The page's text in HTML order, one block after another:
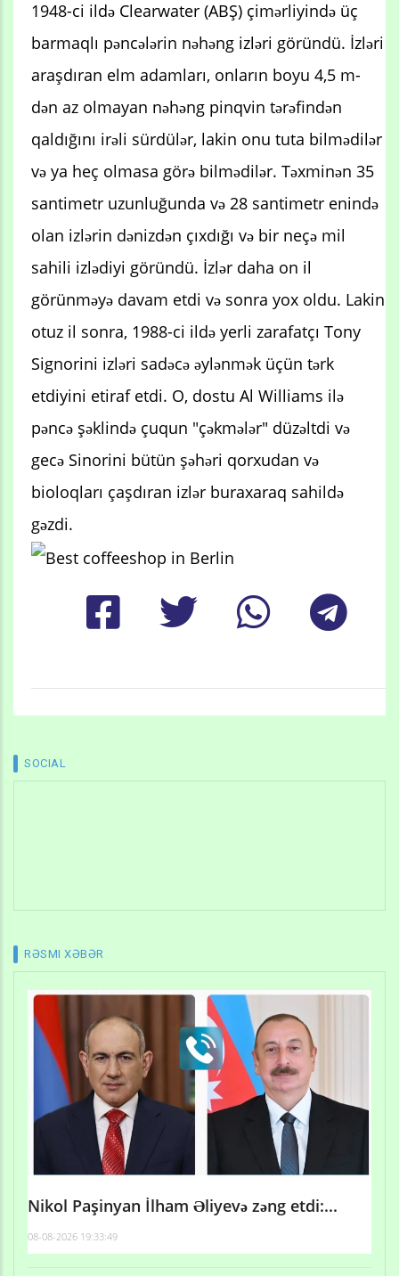
1948-ci ildə Clearwater (ABŞ) çimərliyində üç
barmaqlı pəncələrin nəhəng izləri göründü. İzləri
araşdıran elm adamları, onların boyu 4,5 m-
dən az olmayan nəhəng pinqvin tərəfindən
qaldığını irəli sürdülər, lakin onu tuta bilmədilər
və ya heç olmasa görə bilmədilər. Təxminən 35
santimetr uzunluğunda və 28 santimetr enində
olan izlərin dənizdən çıxdığı və bir neçə mil
sahili izlədiyi göründü. İzlər daha on il
görünməyə davam etdi və sonra yox oldu. Lakin
otuz il sonra, 1988-ci ildə yerli zarafatçı Tony
Signorini izləri sadəcə əylənmək üçün tərk
etdiyini etiraf etdi. O, dostu Al Williams ilə
pəncə şəklində çuqun "çəkmələr" düzəltdi və
gecə Sinorini bütün şəhəri qorxudan və
bioloqları çaşdıran izlər buraxaraq sahildə
gəzdi.
SOCIAL
RƏSMI XƏBƏR
Nikol Paşinyan İlham Əliyevə zəng etdi:...
08-08-2026 19:33:49